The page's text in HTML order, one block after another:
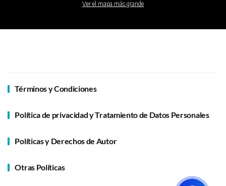
Ver el mapa más grande
Términos y Condiciones
Política de privacidad y Tratamiento de Datos Personales
Políticas y Derechos de Autor
Otras Políticas